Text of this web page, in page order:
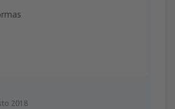
2018